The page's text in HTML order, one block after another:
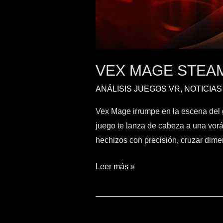
VEX MAGE
ANÁLISIS JUEGOS VR, NOTICIAS
Vex Mage irrumpe en la escena
juego te lanza de cabeza a una
hechizos con precisión, cruzar
Leer más »